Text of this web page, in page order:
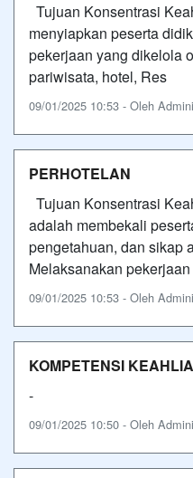
Tujuan Konsentrasi
menyiapkan peserta
pekerjaan yang dikelola
pariwisata, hotel, Res
09/01/2025 10:53 - Oleh
PERHOTELAN
Tujuan Konsentrasi
adalah membekali
pengetahuan, dan sikap
Melaksanakan
09/01/2025 10:53 - Oleh
KOMPETENSI
-
09/01/2025 10:50 - Oleh